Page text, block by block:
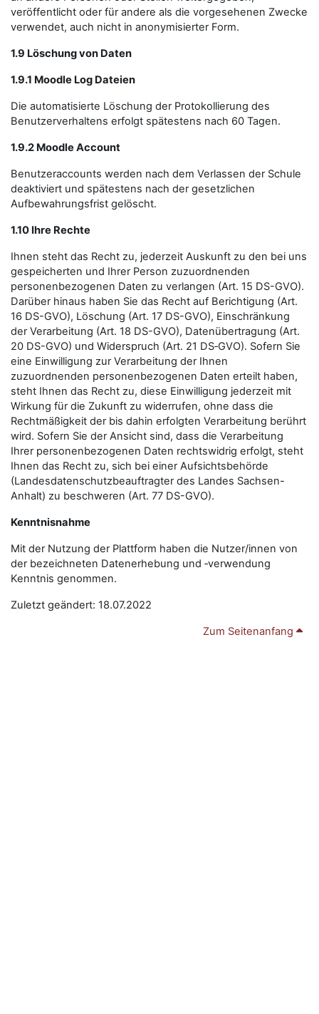
veröffentlicht oder für andere als die vorgesehenen Zwecke
verwendet, auch nicht in anonymisierter Form.
1.9 Löschung von Daten
1.9.1 Moodle Log Dateien
Die automatisierte Löschung der Protokollierung des
Benutzerverhaltens erfolgt spätestens nach 60 Tagen.
1.9.2 Moodle Account
Benutzeraccounts werden nach dem Verlassen der Schule
deaktiviert und spätestens nach der gesetzlichen
Aufbewahrungsfrist gelöscht.
1.10 Ihre Rechte
Ihnen steht das Recht zu, jederzeit Auskunft zu den bei uns
gespeicherten und Ihrer Person zuzuordnenden
personenbezogenen Daten zu verlangen (Art. 15 DS-GVO).
Darüber hinaus haben Sie das Recht auf Berichtigung (Art.
16 DS-GVO), Löschung (Art. 17 DS-GVO), Einschränkung
der Verarbeitung (Art. 18 DS-GVO), Datenübertragung (Art.
20 DS-GVO) und Widerspruch (Art. 21 DS‑GVO). Sofern Sie
eine Einwilligung zur Verarbeitung der Ihnen
zuzuordnenden personenbezogenen Daten erteilt haben,
steht Ihnen das Recht zu, diese Einwilligung jederzeit mit
Wirkung für die Zukunft zu widerrufen, ohne dass die
Rechtmäßigkeit der bis dahin erfolgten Verarbeitung berührt
wird. Sofern Sie der Ansicht sind, dass die Verarbeitung
Ihrer personenbezogenen Daten rechtswidrig erfolgt, steht
Ihnen das Recht zu, sich bei einer Aufsichtsbehörde
(Landesdatenschutzbeauftragter des Landes Sachsen-
Anhalt) zu beschweren (Art. 77 DS-GVO).
Kenntnisnahme
Mit der Nutzung der Plattform haben die Nutzer/innen von
der bezeichneten Datenerhebung und ‑verwendung
Kenntnis genommen.
Zuletzt geändert: 18.07.2022
Zum Seitenanfang